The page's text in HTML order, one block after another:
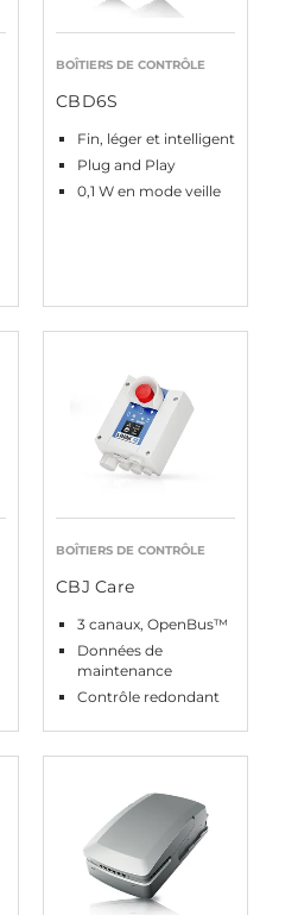
BOÎTIERS DE CONTRÔLE
CBD6S
Fin, léger et intelligent
Plug and Play
0,1 W en mode veille
BOÎTIERS DE CONTRÔLE
CBJ Care
3 canaux, OpenBus™
Données de
maintenance
Contrôle redondant